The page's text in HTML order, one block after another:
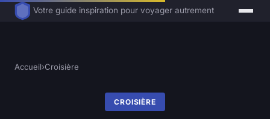
Votre guide inspiration pour voyager autrement
Accueil›Croisière
CROISIÈRE